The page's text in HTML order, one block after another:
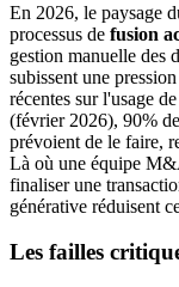
En 2026, le paysage
processus de fusion
gestion manuelle des
subissent une
récentes sur l'usage
(février 2026), 90%
prévoient de le faire,
Là où une équipe
finaliser une
générative réduisent
Les failles